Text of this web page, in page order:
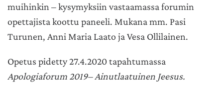
muihinkin – kysymyksiin vastaamassa forumin
opettajista koottu paneeli. Mukana mm. Pasi
Turunen, Anni Maria Laato ja Vesa Ollilainen.
Opetus pidetty 27.4.2020 tapahtumassa
Apologiaforum 2019– Ainutlaatuinen Jeesus.